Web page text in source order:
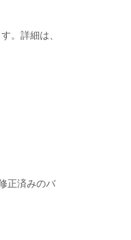
。詳細は、
正済みのバ